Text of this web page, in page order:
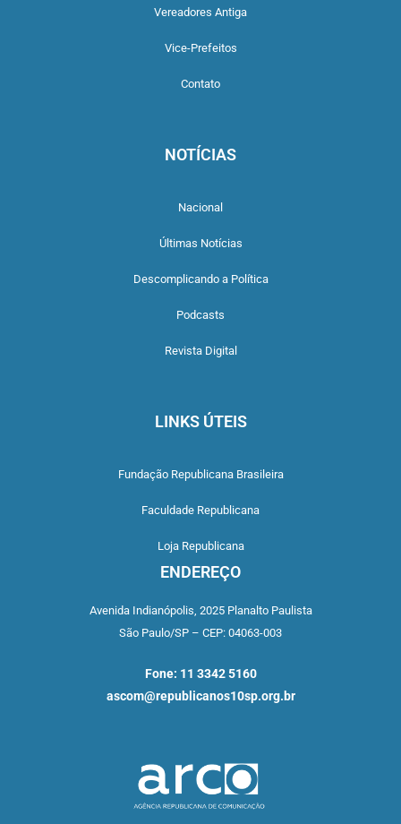
Vereadores Antiga
Vice-Prefeitos
Contato
NOTÍCIAS
Nacional
Últimas Notícias
Descomplicando a Política
Podcasts
Revista Digital
LINKS ÚTEIS
Fundação Republicana Brasileira
Faculdade Republicana
Loja Republicana
ENDEREÇO
Avenida Indianópolis, 2025 Planalto Paulista
São Paulo/SP – CEP: 04063-003
Fone: 11 3342 5160
ascom@republicanos10sp.org.br